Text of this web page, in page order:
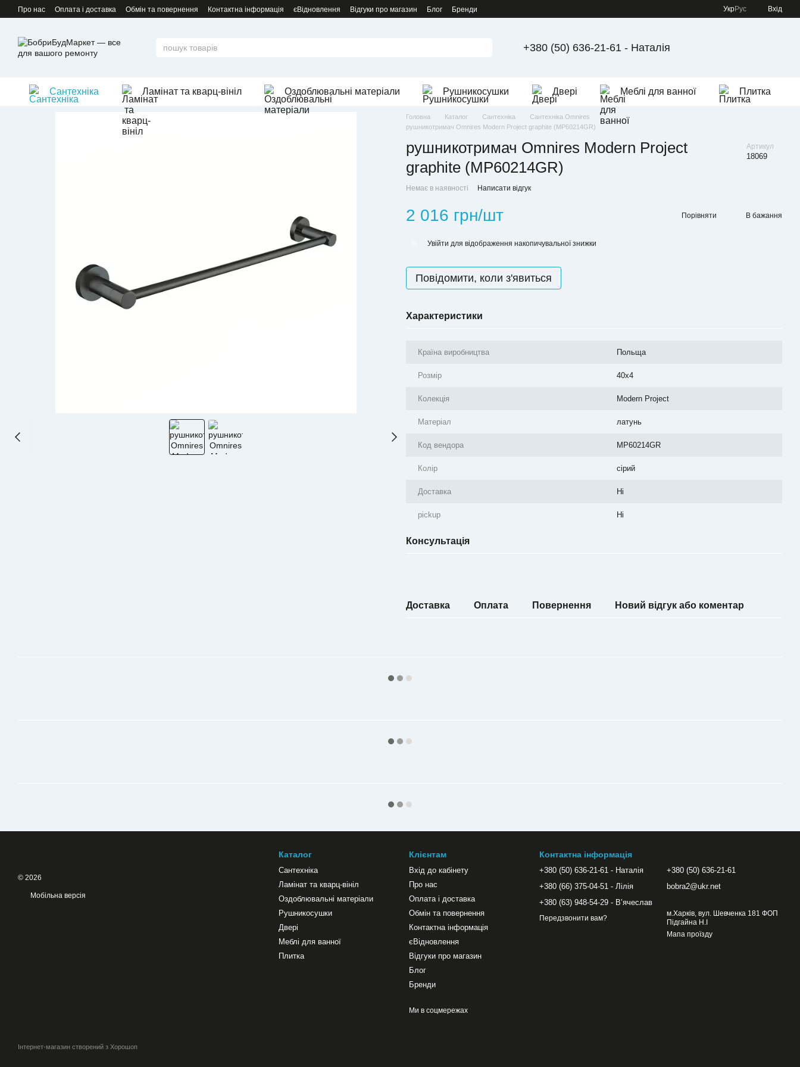
Перейти до основного контенту
Про нас Оплата і доставка Обмін та повернення Контактна інформація єВідновлення Відгуки про магазин Блог Бренди УкрРус Вхід
+380 (50) 636-21-61 - Наталія
Сантехніка Ламінат та кварц-вініл Оздоблювальні матеріали Рушникосушки Двері Меблі для ванної Плитка
Головна Каталог Сантехніка
Сантехніка Omnires
рушникотримач Omnires Modern Project graphite (MP60214GR)
рушникотримач Omnires Modern Project
graphite (MP60214GR)
Артикул
18069
Немає в наявності Написати відгук
2 016 грн/шт Порівняти В бажання
Увійти для відображення накопичувальної знижки
Повідомити, коли з'явиться
Характеристики
Країна виробництва Польща
Розмір 40x4
Колекція Modern Project
Матеріал латунь
Код вендора MP60214GR
Колір сірий
Доставка Ні
pickup Ні
Консультація
Доставка Оплата Повернення Новий відгук або коментар
© 2026
Мобільна версія
Інтернет-магазин створений з Хорошоп
Каталог
Сантехніка
Ламінат та кварц-вініл
Оздоблювальні матеріали
Рушникосушки
Двері
Меблі для ванної
Плитка
Клієнтам
Вхід до кабінету
Про нас
Оплата і доставка
Обмін та повернення
Контактна інформація
єВідновлення
Відгуки про магазин
Блог
Бренди
Ми в соцмережах
Контактна інформація
+380 (50) 636-21-61 - Наталія
+380 (66) 375-04-51 - Лілія
+380 (63) 948-54-29 - Вʼячеслав
Передзвонити вам?
+380 (50) 636-21-61
bobra2@ukr.net
м.Харків, вул. Шевченка 181 ФОП
Підгайна Н.І
Мапа проїзду